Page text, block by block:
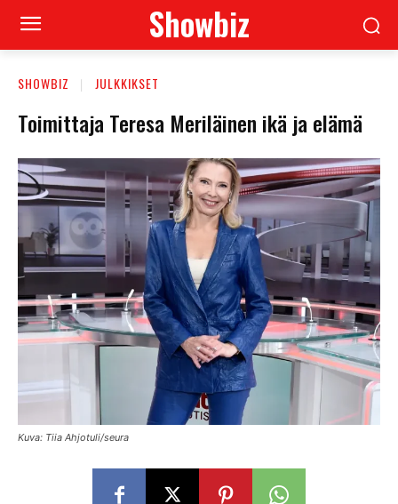
Showbiz
SHOWBIZ JULKKIKSET
Toimittaja Teresa Meriläinen ikä ja elämä
Kuva: Tiia Ahjotuli/seura